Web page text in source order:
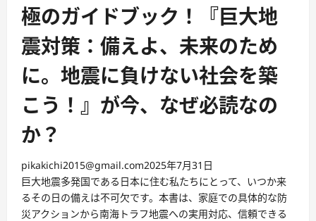
極のガイドブック！『巨大地
震対策：備えよ、未来のため
に。地震に負けない社会を築
こう！』が今、なぜ必読なの
か？
pikakichi2015@gmail.com2025年7月31日
巨大地震多発国である日本に住む私たちにとって、いつか来
るその日の備えは不可欠です。本書は、家庭での具体的な防
災アクションから南海トラフ地震への実用対応、信頼できる